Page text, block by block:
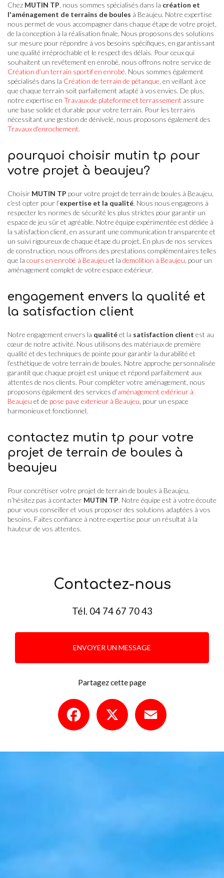
Chez MUTIN TP , nous sommes spécialisés dans la création et
l'aménagement de terrains de boules à Beaujeu. Notre expertise
nous permet de vous accompagner dans chaque étape de votre projet,
de la conception à la réalisation finale. Nous proposons des solutions
sur mesure pour répondre à vos besoins spécifiques, en garantissant
une qualité irréprochable et le respect des délais. Pour ceux qui
souhaitent un revêtement en enrobé, nous offrons notre service de
Création d’un terrain sportif en enrobé. Nous sommes également
spécialisés dans la Création de terrain de pétanque , en veillant à ce
que chaque terrain soit parfaitement adapté à vos envies. De plus,
notre expertise en Travaux de plateforme et terrassement assure
une base solide et durable pour votre terrain. Pour les terrains
nécessitant une gestion de dénivelé, nous proposons également des
Travaux d'enrochement.
pourquoi choisir mutin tp pour
votre projet à beaujeu?
Choisir MUTIN TP pour votre projet de terrain de boules à Beaujeu,
c’est opter pour l’expertise et la qualité. Nous nous engageons à
respecter les normes de sécurité les plus strictes pour garantir un
espace de jeu sûr et agréable. Notre équipe expérimentée est dédiée à
la satisfaction client, en assurant une communication transparente et
un suivi rigoureux de chaque étape du projet. En plus de nos services
de construction, nous offrons des prestations complémentaires telles
que la cours en enrobé à Beaujeu et la demolition à Beaujeu , pour un
aménagement complet de votre espace extérieur.
engagement envers la qualité et
la satisfaction client
Notre engagement envers la qualitéet la satisfaction client est au
cœur de notre activité. Nous utilisons des matériaux de première
qualité et des techniques de pointe pour garantir la durabilité et
l’esthétique de votre terrain de boules. Notre approche personnalisée
garantit que chaque projet est unique et répond parfaitement aux
attentes de nos clients. Pour compléter votre aménagement, nous
proposons également des services d’aménagement extérieur à
Beaujeu et de pose pave exterieur à Beaujeu , pour un espace
harmonieux et fonctionnel.
contactez mutin tp pour votre
projet de terrain de boules à
beaujeu
Pour concrétiser votre projet de terrain de boules à Beaujeu,
n’hésitez pas à contacter MUTIN TP. Notre équipe est à votre écoute
pour vous conseiller et vous proposer des solutions adaptées à vos
besoins. Faites confiance à notre expertise pour un résultat à la
hauteur de vos attentes.
Contactez-nous
Tél. 04 74 67 70 43
ENVOYER UN MESSAGE
Partagez cette page
Facebook